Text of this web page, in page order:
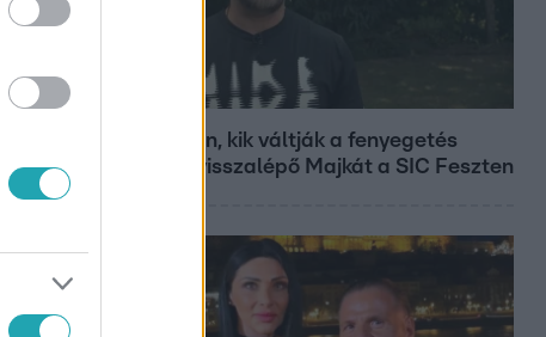
Megvan, kik váltják a fenyegetés
miatt visszalépő Majkát a SIC Feszten